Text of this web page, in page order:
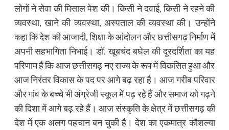
लोगों ने सेवा की मिसाल पेश की। किसी ने दवाई, किसी ने रहने की
व्यवस्था, खाने की व्यवस्था, अस्पताल की व्यवस्था की। उन्होंने
कहा कि देश की आजादी, शिक्षा के आंदोलन और छत्तीसगढ़ निर्माण में
अपनी सहभागिता निभाई। डॉ. खूबचंद बघेल की दूरदर्शिता का यह
परिणाम है कि आज छत्तीसगढ़ नए राज्य के रूप में विकसित हुआ और
आज निरंतर विकास के पद पर आगे बढ़ रहा है। आज गरीब परिवार
और गांव के बच्चे भी अंग्रेजी स्कूल में पढ़ रहे हैं और समाज को गढ़ने
की दिशा में आगे बढ़ रहे हैं। आज संस्कृति के क्षेत्र में छत्तीसगढ़ की
देश में एक अलग पहचान बन चुकी है। देश का एकमात्र कौशल्या